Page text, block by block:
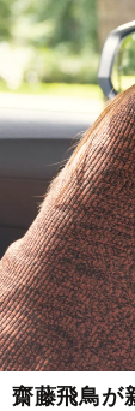
齋藤飛鳥が